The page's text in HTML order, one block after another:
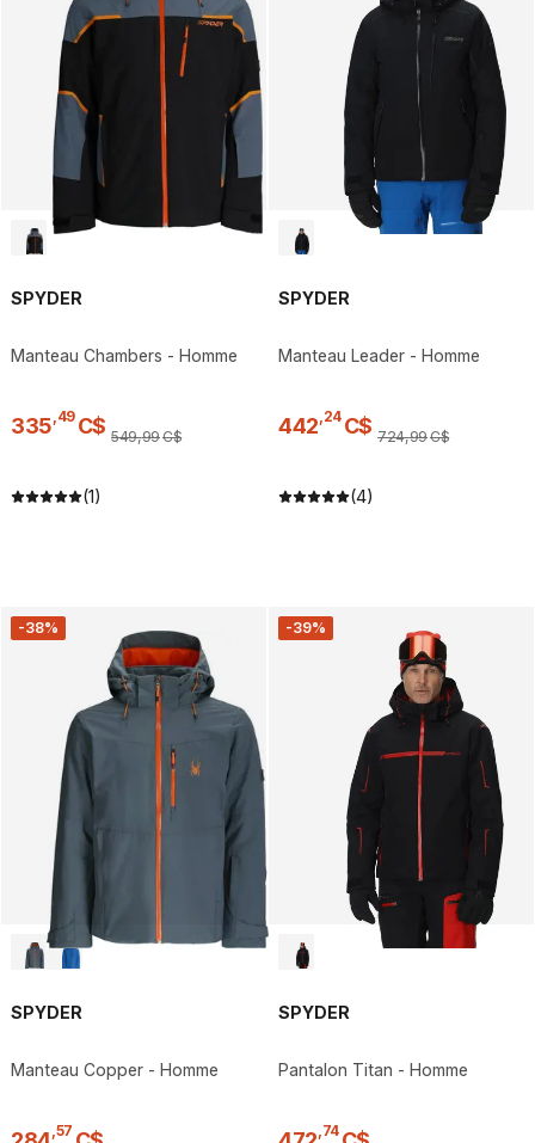
SPYDER
Manteau Chambers - Homme
335 49 C$ 549,99C$
(1)
SPYDER
Manteau Leader - Homme
442 24 C$ 724,99C$
(4)
-38%
SPYDER
Manteau Copper - Homme
,57
-39%
SPYDER
Pantalon Titan - Homme
,74